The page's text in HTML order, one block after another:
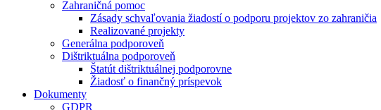
Zahraničná pomoc
Zásady schvaľovania žiadostí o podporu projektov zo zahraničia
Realizované projekty
Generálna podporoveň
Dištriktuálna podporoveň
Štatút dištriktuálnej podporovne
Žiadosť o finančný príspevok
Dokumenty
GDPR